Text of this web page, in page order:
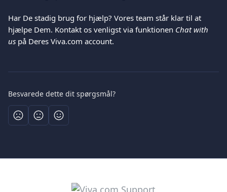
Har De stadig brug for hjælp? Vores team står klar til at
hjælpe Dem. Kontakt os venligst via funktionen Chat with
us på Deres Viva.com account.
Besvarede dette dit spørgsmål?